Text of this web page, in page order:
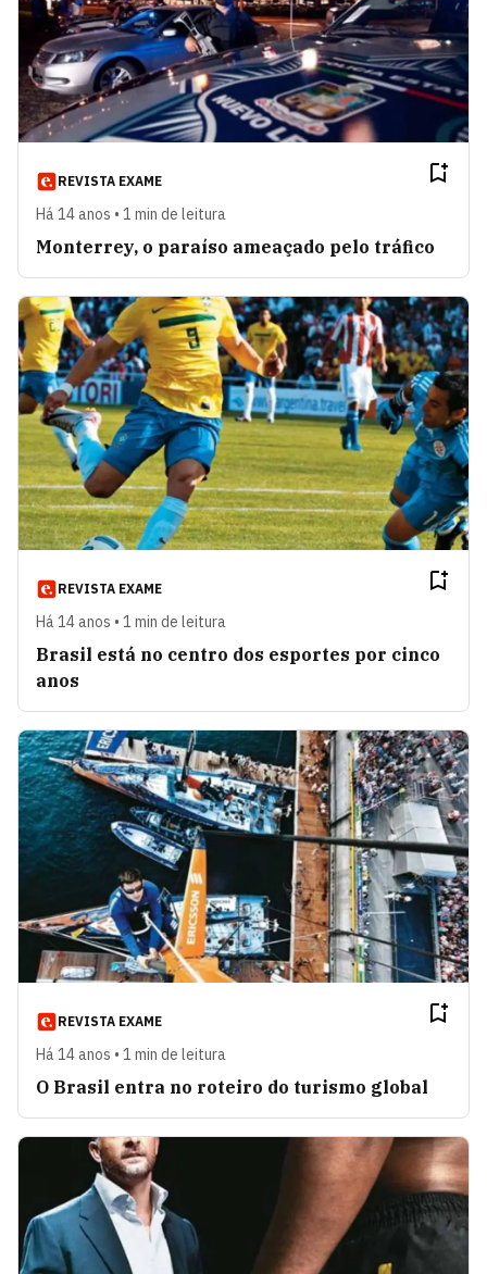
REVISTA EXAME
Há 14 anos • 1 min de leitura
Monterrey, o paraíso ameaçado pelo tráfico
REVISTA EXAME
Há 14 anos • 1 min de leitura
Brasil está no centro dos esportes por cinco
anos
REVISTA EXAME
Há 14 anos • 1 min de leitura
O Brasil entra no roteiro do turismo global